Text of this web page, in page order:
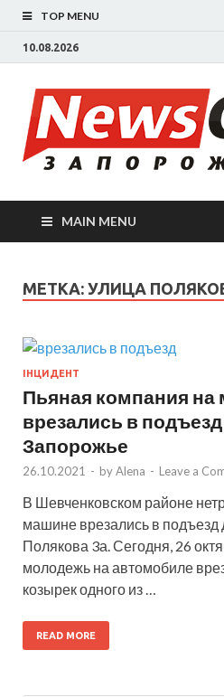
TOP MENU
10.08.2026
MAIN MENU
МЕТКА: УЛИЦА
ІНЦИДЕНТ
Пьяная компания
врезались в
Запорожье
26.10.2021 - byAlena - Leave a
В Шевченковском районе
машине врезались в подъезд
Полякова 3а. Сегодня, 26
молодежь на автомобиле
козырек одного из …
READ MORE